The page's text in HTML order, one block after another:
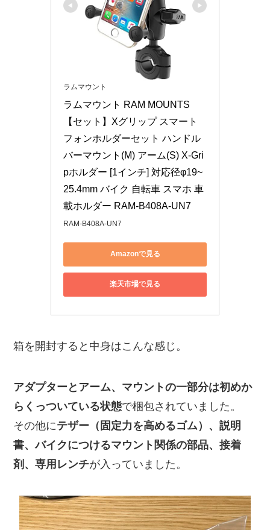
ラムマウント
ラムマウント RAM MOUNTS
【セット】Xグリップ スマート
フォンホルダーセット ハンドル
バーマウント(M) アーム(S) X-Gri
pホルダー [1インチ] 対応径φ19~
25.4mm バイク 自転車 スマホ 車
載ホルダー RAM-B408A-UN7
RAM-B408A-UN7
Amazonで見る
楽天市場で見る
箱を開封すると中身はこんな感じ。
アダプターとアーム、マウントの一部分は初めか
らくっついている状態で梱包されていました。
その他にテザー（固定力を高めるゴム）、説明
書、バイクにつけるマウント関係の部品、接着
剤、専用レンチが入っていました。